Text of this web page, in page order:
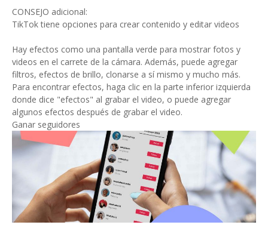
CONSEJO adicional:
TikTok tiene opciones para crear contenido y editar videos
Hay efectos como una pantalla verde para mostrar fotos y
videos en el carrete de la cámara. Además, puede agregar
filtros, efectos de brillo, clonarse a sí mismo y mucho más.
Para encontrar efectos, haga clic en la parte inferior izquierda
donde dice "efectos" al grabar el video, o puede agregar
algunos efectos después de grabar el video.
Ganar seguidores